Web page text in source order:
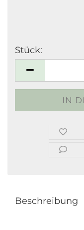
Stück:
Beschreibung